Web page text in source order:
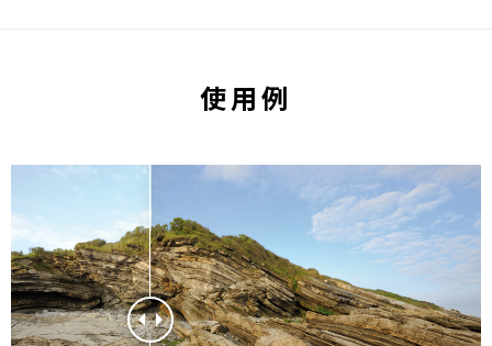
使用例